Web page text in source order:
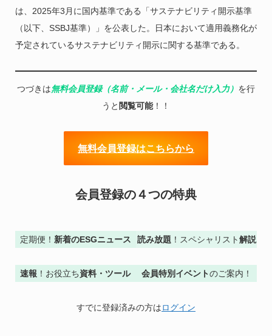
は、2025年3月に国内基準である「サステナビリティ開示基準
（以下、SSBJ基準）」を公表した。日本において適用義務化が
予定されているサステナビリティ開示に関する基準である。
つづきは無料会員登録（名前・メール・会社名だけ入力） を行
うと 閲覧可能！！
無料会員登録はこちらから
会員登録の４つの特典
定期便！ 新着のESGニュース 読み放題 ！スペシャリスト解説
速報 ！お役立ち資料・ツール 会員特別イベントのご案内！
すでに登録済みの方はログイン